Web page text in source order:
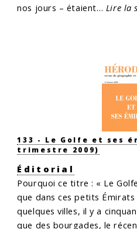
nos jours – étaient… Lire la
133 - Le Golfe et ses
trimestre 2009)
Éditorial
Pourquoi ce titre : « Le
que dans ces petits
quelques villes, il y a
que des bourgades, le